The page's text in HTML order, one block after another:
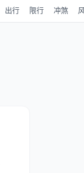
出行 限行 冲煞